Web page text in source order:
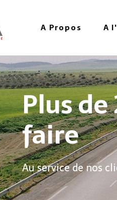
A Propos A
de 25
de nos clients et